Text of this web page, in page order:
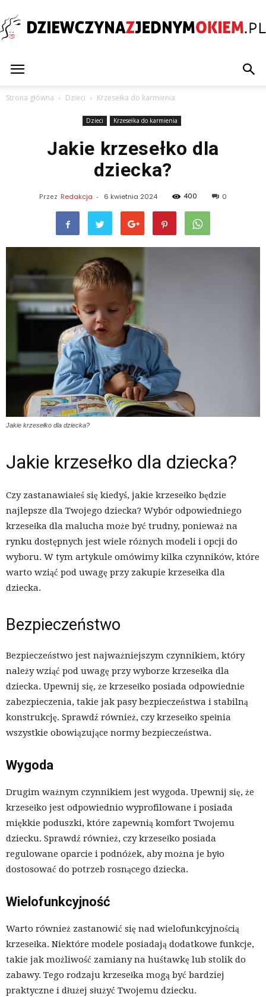
Dziewczynazjednymokiem.pl
Strona główna Dzieci Krzesełka do karmienia
Dzieci Krzesełka do karmienia
Jakie krzesełko dla
dziecka?
Przez Redakcja - 6 kwietnia 2024 400 0
Jakie krzesełko dla dziecka?
Jakie krzesełko dla dziecka?
Czy zastanawiałeś się kiedyś, jakie krzesełko będzie
najlepsze dla Twojego dziecka? Wybór odpowiedniego
krzesełka dla malucha może być trudny, ponieważ na
rynku dostępnych jest wiele różnych modeli i opcji do
wyboru. W tym artykule omówimy kilka czynników, które
warto wziąć pod uwagę przy zakupie krzesełka dla
dziecka.
Bezpieczeństwo
Bezpieczeństwo jest najważniejszym czynnikiem, który
należy wziąć pod uwagę przy wyborze krzesełka dla
dziecka. Upewnij się, że krzesełko posiada odpowiednie
zabezpieczenia, takie jak pasy bezpieczeństwa i stabilną
konstrukcję. Sprawdź również, czy krzesełko spełnia
wszystkie obowiązujące normy bezpieczeństwa.
Wygoda
Drugim ważnym czynnikiem jest wygoda. Upewnij się, że
krzesełko jest odpowiednio wyprofilowane i posiada
miękkie poduszki, które zapewnią komfort Twojemu
dziecku. Sprawdź również, czy krzesełko posiada
regulowane oparcie i podnóżek, aby można je było
dostosować do potrzeb rosnącego dziecka.
Wielofunkcyjność
Warto również zastanowić się nad wielofunkcyjnością
krzesełka. Niektóre modele posiadają dodatkowe funkcje,
takie jak możliwość zamiany na huśtawkę lub stolik do
zabawy. Tego rodzaju krzesełka mogą być bardziej
praktyczne i dłużej służyć Twojemu dziecku.